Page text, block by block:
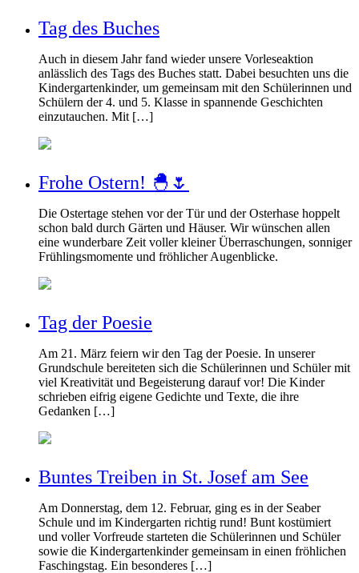
Tag des Buches
Auch in diesem Jahr fand wieder unsere Vorleseaktion
anlässlich des Tags des Buches statt. Dabei besuchten uns die
Kindergartenkinder, um gemeinsam mit den Schülerinnen und
Schülern der 4. und 5. Klasse in spannende Geschichten
einzutauchen. Mit […]
Frohe Ostern! 🐣🌷
Die Ostertage stehen vor der Tür und der Osterhase hoppelt
schon bald durch Gärten und Häuser. Wir wünschen allen
eine wunderbare Zeit voller kleiner Überraschungen, sonniger
Frühlingsmomente und fröhlicher Augenblicke.
Tag der Poesie
Am 21. März feiern wir den Tag der Poesie. In unserer
Grundschule bereiteten sich die Schülerinnen und Schüler mit
viel Kreativität und Begeisterung darauf vor! Die Kinder
schrieben eifrig eigene Gedichte und Texte, die ihre
Gedanken […]
Buntes Treiben in St. Josef am See
Am Donnerstag, dem 12. Februar, ging es in der Seaber
Schule und im Kindergarten richtig rund! Bunt kostümiert
und voller Vorfreude starteten die Schülerinnen und Schüler
sowie die Kindergartenkinder gemeinsam in einen fröhlichen
Faschingstag. Ein besonderes […]